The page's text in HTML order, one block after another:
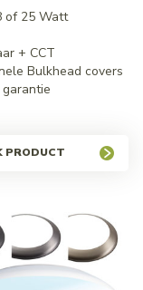
of 25 Watt
+ CCT
Bulkhead covers
PRODUCT